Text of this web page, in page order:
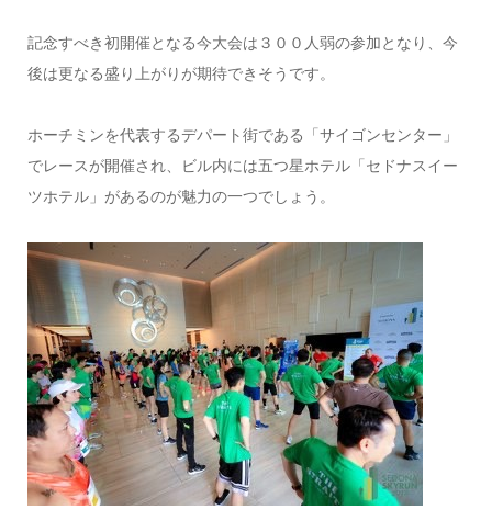
記念すべき初開催となる今大会は３００人弱の参加となり、今
後は更なる盛り上がりが期待できそうです。
ホーチミンを代表するデパート街である「サイゴンセンター」
でレースが開催され、ビル内には五つ星ホテル「セドナスイー
ツホテル」があるのが魅力の一つでしょう。